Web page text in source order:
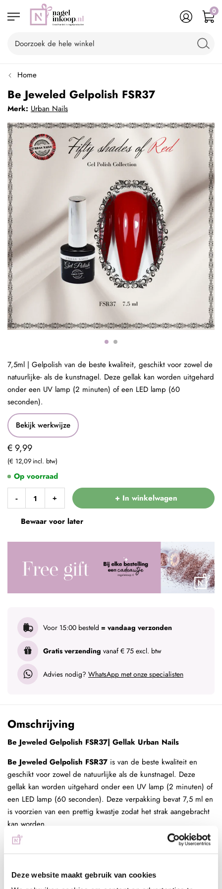
Deze website maakt gebruik van cookies
0
Home
Be Jeweled Gelpolish FSR37
Merk: Urban Nails
Bekijk werkwijze
€ 9,99
€ 12,09
- + + In winkelwagen
Bewaar voor later
Voor 15:00 besteld = vandaag verzonden
Gratis verzending vanaf € 75 excl. btw
Advies nodig? WhatsApp met onze specialisten
Op voorraad
7,5ml | Gelpolish van de beste kwaliteit, geschikt voor zowel de
natuurlijke- als de kunstnagel. Deze gellak kan worden uitgehard
onder een UV lamp (2 minuten) of een LED lamp (60
seconden).
Omschrijving
Be Jeweled Gelpolish FSR37| Gellak Urban Nails
Be Jeweled Gelpolish FSR37 is van de beste kwaliteit en
geschikt voor zowel de natuurlijke als de kunstnagel. Deze
gellak kan worden uitgehard onder een UV lamp (2 minuten) of
een LED lamp (60 seconden). Deze verpakking bevat 7,5 ml en
is voorzien van een prettig kwastje zodat het strak aangebracht
kan worden.
Gellak aanbrengen:
- Duw de nagelriemen naar achter met de cuticle pusher en